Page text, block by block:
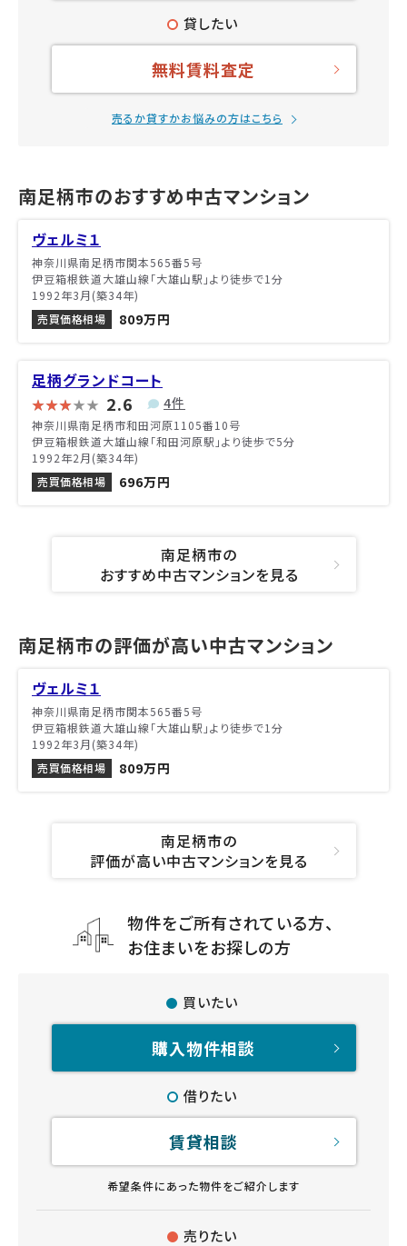
貸したい
無料賃料査定
売るか貸すかお悩みの方はこちら
南足柄市のおすすめ中古マンション
ヴェルミ１
神奈川県南足柄市関本565番5号
伊豆箱根鉄道大雄山線「大雄山駅」より徒歩で1分
1992年3月(築34年)
売買価格相場
809万円
足柄グランドコート
2.6 4件
神奈川県南足柄市和田河原1105番10号
伊豆箱根鉄道大雄山線「和田河原駅」より徒歩で5分
1992年2月(築34年)
売買価格相場
696万円
南足柄市の
おすすめ中古マンションを見る
南足柄市の評価が高い中古マンション
ヴェルミ１
神奈川県南足柄市関本565番5号
伊豆箱根鉄道大雄山線「大雄山駅」より徒歩で1分
1992年3月(築34年)
売買価格相場
809万円
南足柄市の
評価が高い中古マンションを見る
物件をご所有されている方、
お住まいをお探しの方
買いたい
購入物件相談
借りたい
賃貸相談
希望条件にあった物件をご紹介します
売りたい